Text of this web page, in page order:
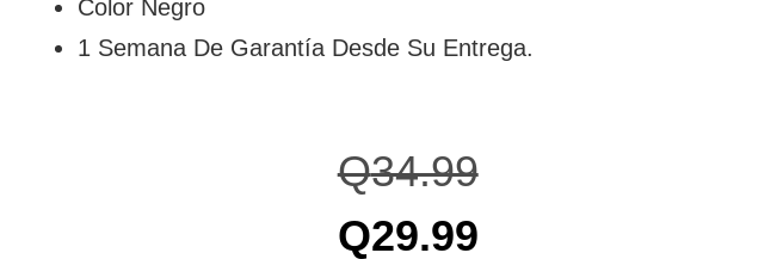
Color Negro
1 Semana De Garantía Desde Su Entrega.
Q34.99
Q29.99